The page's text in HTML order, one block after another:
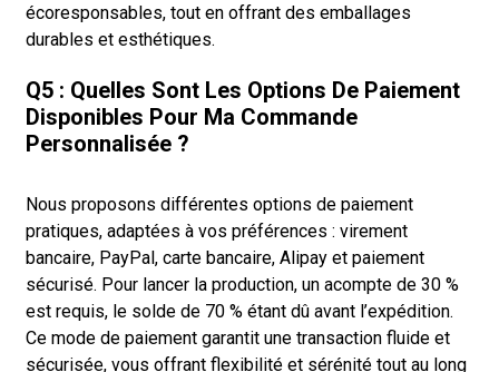
écoresponsables, tout en offrant des emballages
durables et esthétiques.
Q5 : Quelles Sont Les Options De Paiement
Disponibles Pour Ma Commande
Personnalisée ?
Nous proposons différentes options de paiement
pratiques, adaptées à vos préférences : virement
bancaire, PayPal, carte bancaire, Alipay et paiement
sécurisé. Pour lancer la production, un acompte de 30 %
est requis, le solde de 70 % étant dû avant l’expédition.
Ce mode de paiement garantit une transaction fluide et
sécurisée, vous offrant flexibilité et sérénité tout au long